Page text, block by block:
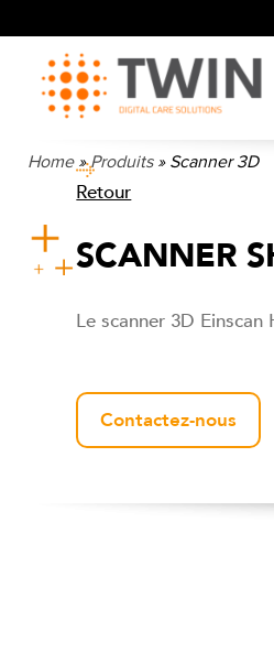
Home»Produits» Scanner 3D
Retour
SCANNER
Le scanner 3D
Contactez-nous